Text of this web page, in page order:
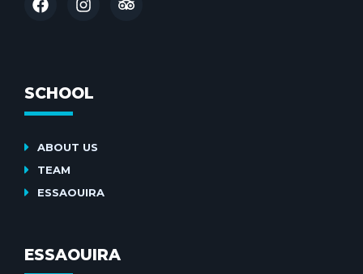
SCHOOL
ABOUT US
TEAM
ESSAOUIRA
ESSAOUIRA